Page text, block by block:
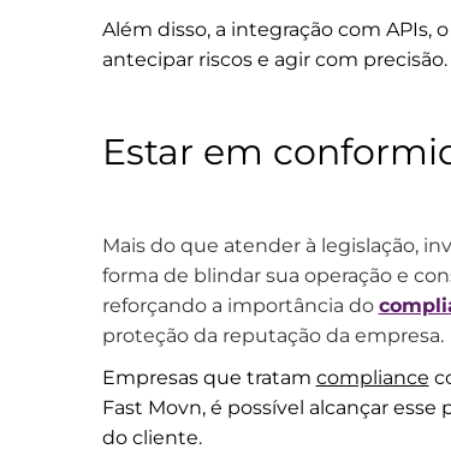
Além disso, a integração com
antecipar riscos e agir com precisão.
Estar em
Mais do que atender à legislação,
forma de blindar sua operação e
reforçando a importância do
proteção da reputação da empresa.
Empresas que tratam compliance
Fast Movn, é possível alcançar
do cliente.